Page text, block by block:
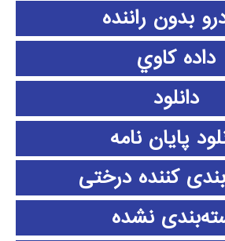
بدون راننده
داده كاوي
دانلود
پايان نامه
کننده درختی
نشده